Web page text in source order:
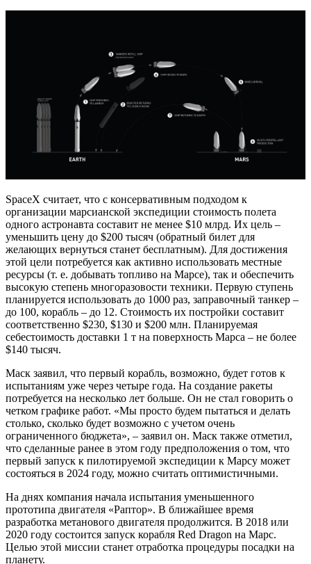
SpaceX считает, что с консервативным подходом к
организации марсианской экспедиции стоимость полета
одного астронавта составит не менее $10 млрд. Их цель –
уменьшить цену до $200 тысяч (обратный билет для
желающих вернуться станет бесплатным). Для достижения
этой цели потребуется как активно использовать местные
ресурсы (т. е. добывать топливо на Марсе), так и обеспечить
высокую степень многоразовости техники. Первую ступень
планируется использовать до 1000 раз, заправочный танкер –
до 100, корабль – до 12. Стоимость их постройки составит
соответственно $230, $130 и $200 млн. Планируемая
себестоимость доставки 1 т на поверхность Марса – не более
$140 тысяч.
Маск заявил, что первый корабль, возможно, будет готов к
испытаниям уже через четыре года. На создание ракеты
потребуется на несколько лет больше. Он не стал говорить о
четком графике работ. «Мы просто будем пытаться и делать
столько, сколько будет возможно с учетом очень
ограниченного бюджета», – заявил он. Маск также отметил,
что сделанные ранее в этом году предположения о том, что
первый запуск к пилотируемой экспедиции к Марсу может
состояться в 2024 году, можно считать оптимистичными.
На днях компания начала испытания уменьшенного
прототипа двигателя «Раптор». В ближайшее время
разработка метанового двигателя продолжится. В 2018 или
2020 году состоится запуск корабля Red Dragon на Марс.
Целью этой миссии станет отработка процедуры посадки на
планету.